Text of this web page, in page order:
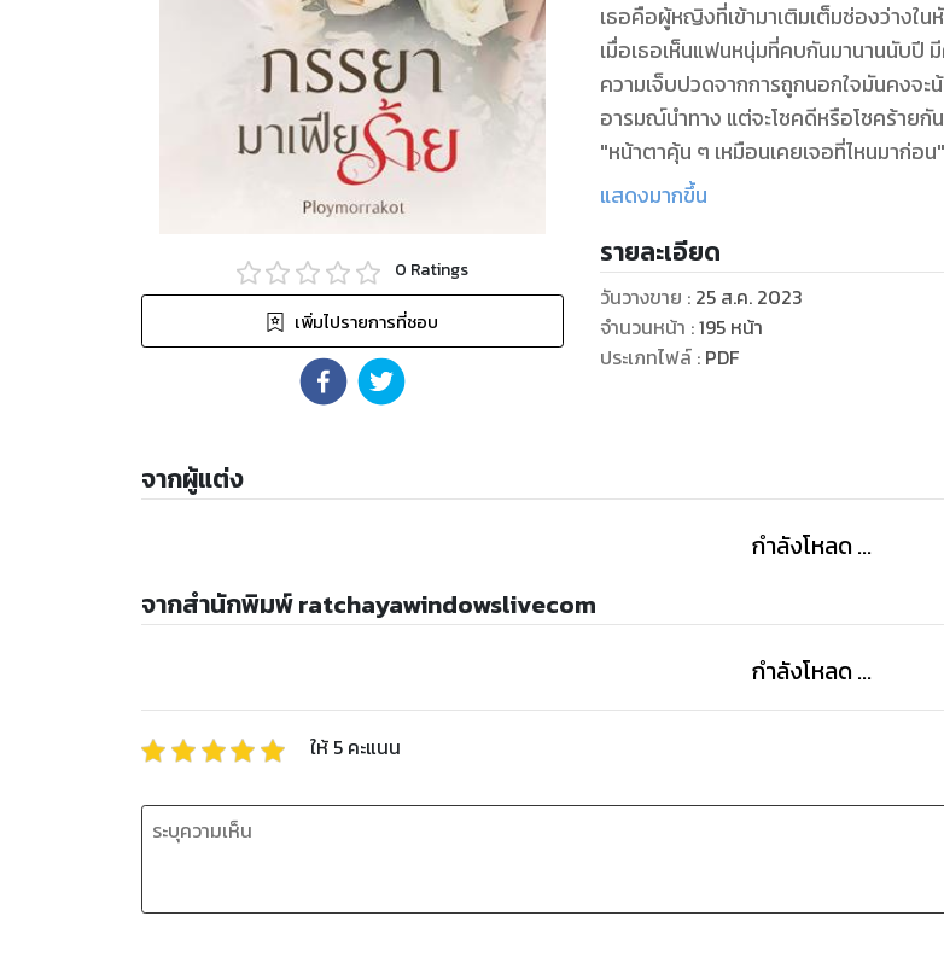
0 Ratings
เพิ่มไปรายการที่ชอบ
เธอคือผู้หญิงที่เข้ามาเติมเต็มช่องว่างใ
เมื่อเธอเห็นแฟนหนุ่มที่คบกันมานานนับปี
ความเจ็บปวดจากการถูกนอกใจมันคงจ
อารมณ์นำทาง แต่จะโชคดีหรือโชคร้ายกั
"หน้าตาคุ้น ๆ เหมือนเคยเจอที่ไหนมาก่อน"
"งั้นเหรอ"
"ชนแก้ว"
"ไม่เมาไม่เลิก"
และแล้วจากคนที่หวงเนื้อหวงตัวกลับนอ
แสดงมากขึ้น
รายละเอียด
วันวางขาย : 25 ส.ค. 2023
จำนวนหน้า :195 หน้า
ประเภทไฟล์: PDF
จากผู้แต่ง
กำลังโหลด ...
จากสำนักพิมพ์ ratchayawindowslivecom
กำลังโหลด ...
ให้ 5 คะแนน